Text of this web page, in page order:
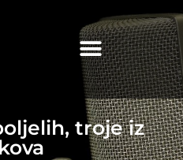
troje iz